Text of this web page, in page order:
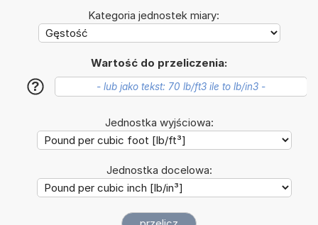
Kategoria jednostek miary:
Wartość do przeliczenia:
?
Jednostka wyjściowa:
Jednostka docelowa: